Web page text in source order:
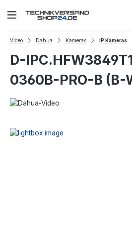
Zum Hauptinhalt springen
Video Dahua Kameras IP Kameras
D-
0360B-PRO-B (B-